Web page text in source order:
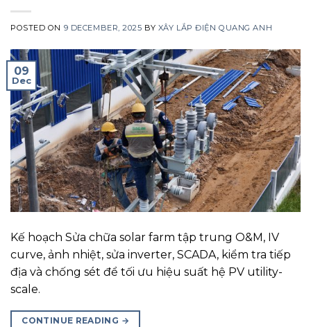
POSTED ON 9 DECEMBER, 2025 BY XÂY LẮP ĐIỆN QUANG ANH
09
Dec
Kế hoạch Sửa chữa solar farm tập trung O&M, IV
curve, ảnh nhiệt, sửa inverter, SCADA, kiểm tra tiếp
địa và chống sét để tối ưu hiệu suất hệ PV utility-
scale.
CONTINUE READING →